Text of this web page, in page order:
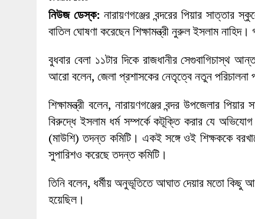
27 MAY 2026 | লোহাগড়ায় চেয়ারম্যান প্রার্থী আতিকুল
1 AUGUST 2026 | লোহাগড়ায় জাল দলিলে নামজারি ॥
নিউজ ডেস্ক: নারায়ণগঞ্জের বন্দরের পিয়ার
বাতিল ঘোষণা করেছেন শিক্ষামন্ত্রী নুরুল ইসলাম
বুধবার বেলা ১১টার দিকে রাজধানীর সেগুবাগিচাস্থ
আরো বলেন, জেলা প্রশাসকের নেতৃত্বে নতুন পরিচালনা
শিক্ষামন্ত্রী বলেন, নারায়ণগঞ্জের বন্দর উপজেলার
বিরুদ্ধে ইসলাম ধর্ম সম্পর্কে কটূক্তি করার যে
(মাউশি) তদন্ত কমিটি। একই সঙ্গে ওই শিক্ষককে
সুপারিশও করেছে তদন্ত কমিটি।
তিনি বলেন, ধর্মীয় অনুভূতিতে আঘাত দেয়ার মতো কিছু
হয়েছিল।